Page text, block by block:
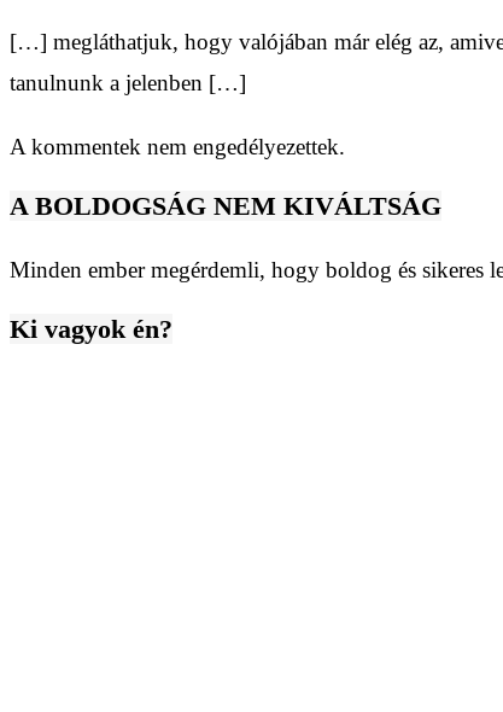
[…] megláthatjuk, hogy valójában már elég az,
tanulnunk a jelenben […]
A kommentek nem engedélyezettek.
A BOLDOGSÁG NEM KIVÁLTSÁG
Minden ember megérdemli, hogy boldog és sikeres
Ki vagyok én?